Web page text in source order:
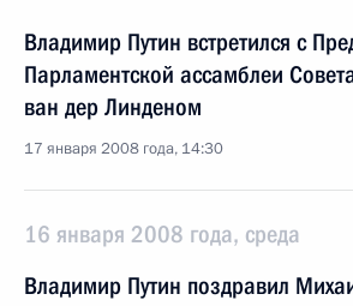
Владимир Путин встретился с
Парламентской ассамблеи
ван дер Линденом
17 января 2008 года, 14:30
16 января 2008 года, среда
Владимир Путин поздравил